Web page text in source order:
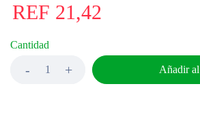
REF 21,42
Cantidad
Añadir